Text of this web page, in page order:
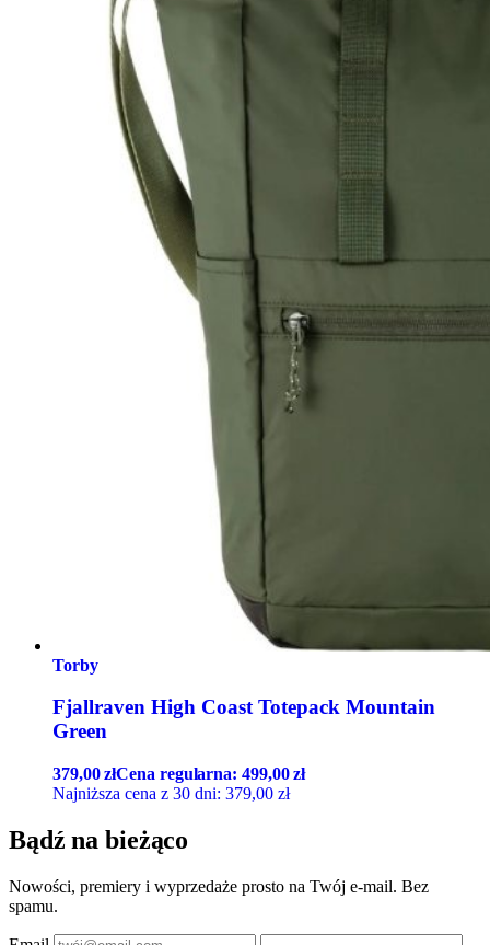
Torby
Fjallraven High Coast Totepack Mountain
Green
379,00złCena regularna:499,00zł
Najniższa cena z 30 dni: 379,00 zł
Bądź na bieżąco
Nowości, premiery i wyprzedaże prosto na Twój e-mail. Bez
spamu.